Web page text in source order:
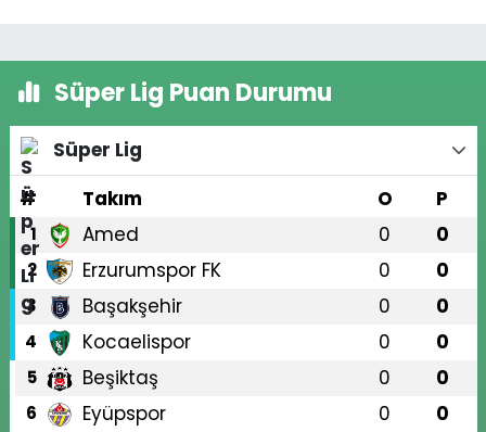
Süper Lig Puan Durumu
Süper Lig
#
Takım O P
1 Amed 0 0
2 Erzurumspor FK 0 0
3 Başakşehir 0 0
4 Kocaelispor 0 0
5 Beşiktaş 0 0
6 Eyüpspor 0 0